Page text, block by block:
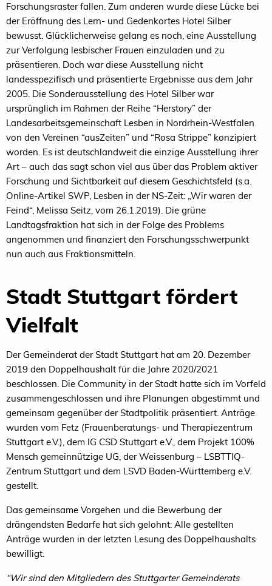
Forschungsraster fallen. Zum anderen wurde diese Lücke bei
der Eröffnung des Lern- und Gedenkortes Hotel Silber
bewusst. Glücklicherweise gelang es noch, eine Ausstellung
zur Verfolgung lesbischer Frauen einzuladen und zu
präsentieren. Doch war diese Ausstellung nicht
landesspezifisch und präsentierte Ergebnisse aus dem Jahr
2005. Die Sonderausstellung des Hotel Silber war
ursprünglich im Rahmen der Reihe “Herstory” der
Landesarbeitsgemeinschaft Lesben in Nordrhein-Westfalen
von den Vereinen “ausZeiten” und “Rosa Strippe” konzipiert
worden. Es ist deutschlandweit die einzige Ausstellung ihrer
Art – auch das sagt schon viel aus über das Problem aktiver
Forschung und Sichtbarkeit auf diesem Geschichtsfeld (s.a.
Online-Artikel SWP, Lesben in der NS-Zeit: „Wir waren der
Feind“, Melissa Seitz, vom 26.1.2019). Die grüne
Landtagsfraktion hat sich in der Folge des Problems
angenommen und finanziert den Forschungsschwerpunkt
nun auch aus Fraktionsmitteln.
Stadt Stuttgart fördert
Vielfalt
Der Gemeinderat der Stadt Stuttgart hat am 20. Dezember
2019 den Doppelhaushalt für die Jahre 2020/2021
beschlossen. Die Community in der Stadt hatte sich im Vorfeld
zusammengeschlossen und ihre Planungen abgestimmt und
gemeinsam gegenüber der Stadtpolitik präsentiert. Anträge
wurden vom Fetz (Frauenberatungs- und Therapiezentrum
Stuttgart e.V.), dem IG CSD Stuttgart e.V., dem Projekt 100%
Mensch gemeinnützige UG, der Weissenburg – LSBTTIQ-
Zentrum Stuttgart und dem LSVD Baden-Württemberg e.V.
gestellt.
Das gemeinsame Vorgehen und die Bewerbung der
drängendsten Bedarfe hat sich gelohnt: Alle gestellten
Anträge wurden in der letzten Lesung des Doppelhaushalts
bewilligt.
“Wir sind den Mitgliedern des Stuttgarter Gemeinderats